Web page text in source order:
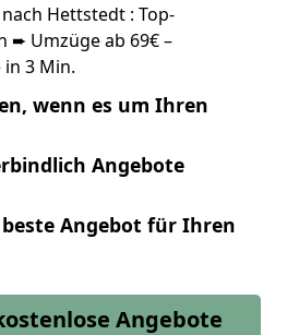
Hettstedt : Top-
➨ Umzüge ab 69€ –
3 Min.
wenn es um Ihren
Angebote
beste Angebot für Ihren
Angebote